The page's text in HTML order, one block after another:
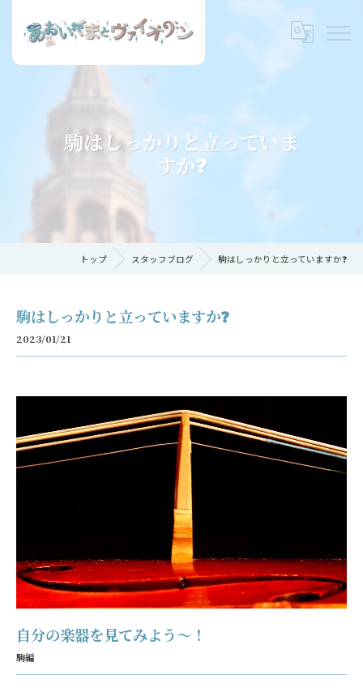
駒はしっかりと立っていま
すか❓
トップ スタッフブログ 駒はしっかりと立っていますか❓
駒はしっかりと立っていますか❓
2023/01/21
自分の楽器を見てみよう～！
駒編